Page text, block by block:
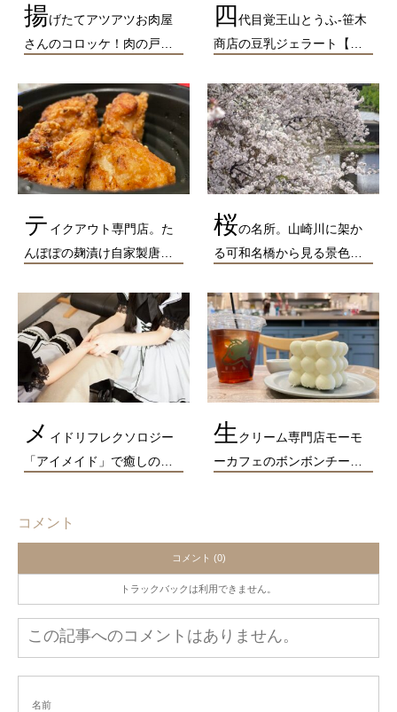
揚げたてアツアツお肉屋
さんのコロッケ！肉の戸…
四 代目覚王山とうふ-笹木
商店の豆乳ジェラート【…
テ イクアウト専門店。た
んぽぽの麹漬け自家製唐…
桜の名所。山崎川に架か
る可和名橋から見る景色…
メ イドリフレクソロジー
「アイメイド」で癒しの…
生 クリーム専門店モーモ
ーカフェのボンボンチー…
コメント
コメント (0)
トラックバックは利用できません。
この記事へのコメントはありません。
名前